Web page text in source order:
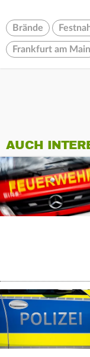
Brände
Frankfurt am Main
AUCH